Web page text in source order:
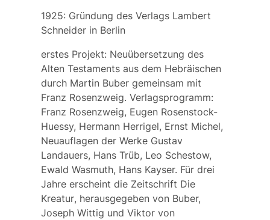
1925: Gründung des Verlags Lambert
Schneider in Berlin
erstes Projekt: Neuübersetzung des
Alten Testaments aus dem Hebräischen
durch Martin Buber gemeinsam mit
Franz Rosenzweig. Verlagsprogramm:
Franz Rosenzweig, Eugen Rosenstock-
Huessy, Hermann Herrigel, Ernst Michel,
Neuauflagen der Werke Gustav
Landauers, Hans Trüb, Leo Schestow,
Ewald Wasmuth, Hans Kayser. Für drei
Jahre erscheint die Zeitschrift Die
Kreatur, herausgegeben von Buber,
Joseph Wittig und Viktor von